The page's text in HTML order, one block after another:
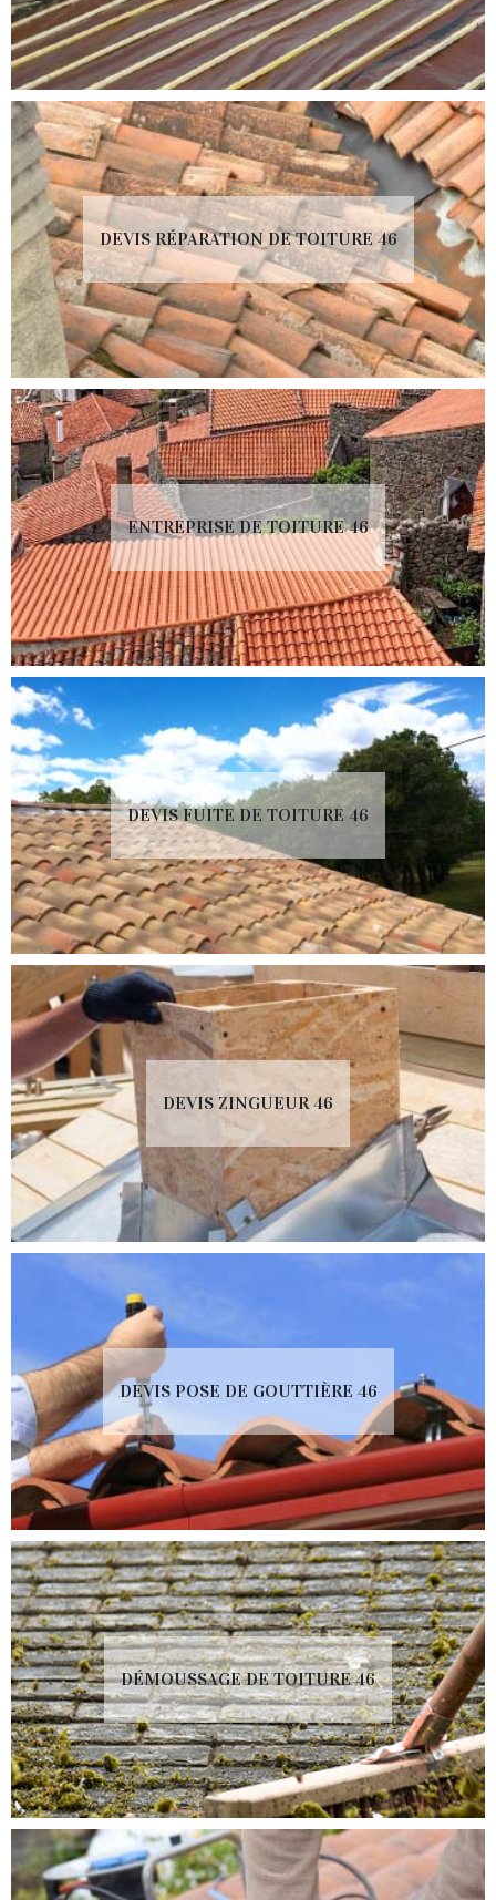
DEVIS RÉPARATION DE TOITURE 46
ENTREPRISE DE TOITURE 46
DEVIS FUITE DE TOITURE 46
DEVIS ZINGUEUR 46
DEVIS POSE DE GOUTTIÈRE 46
DÉMOUSSAGE DE TOITURE 46